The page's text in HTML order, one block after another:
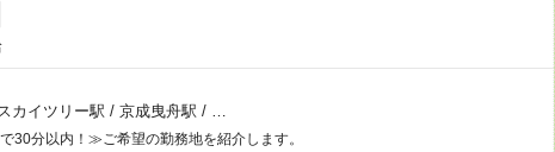
カイツリー駅 / 京成曳舟駅 /
30分以内！≫ご希望の勤務地を紹介します。